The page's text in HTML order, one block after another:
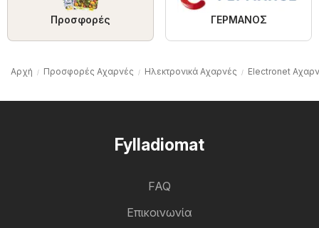
Προσφορές ΓΕΡΜΑΝΟΣ
Αρχή Προσφορές Αχαρνές Hλεκτρονικά Αχαρνές Electronet
Fylladiomat
FAQ
Επικοινωνία